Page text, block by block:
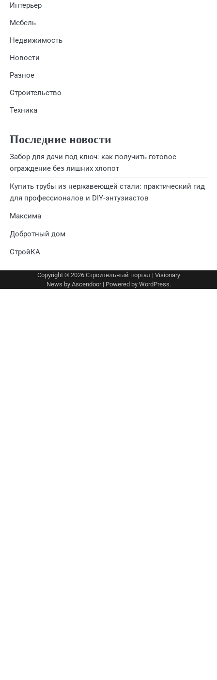
Интерьер
Мебель
Недвижимость
Новости
Разное
Строительство
Техника
Последние новости
Забор для дачи под ключ: как получить готовое
ограждение без лишних хлопот
Купить трубы из нержавеющей стали: практический гид
для профессионалов и DIY‑энтузиастов
Максима
Добротный дом
СтройКА
Copyright © 2026 Строительный портал | Visionary
News by Ascendoor| Powered by WordPress.